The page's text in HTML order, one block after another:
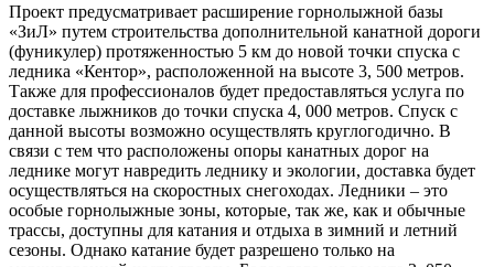
Проект предусматривает расширение горнолыжной базы
«ЗиЛ» путем строительства дополнительной канатной дороги
(фуникулер) протяженностью 5 км до новой точки спуска c
ледника «Кентор», расположенной на высоте 3, 500 метров.
Также для профессионалов будет предоставляться услуга по
доставке лыжников до точки спуска 4, 000 метров. Спуск с
данной высоты возможно осуществлять круглогодично. В
связи с тем что расположены опоры канатных дорог на
леднике могут навредить леднику и экологии, доставка будет
осуществляться на скоростных снегоходах. Ледники – это
особые горнолыжные зоны, которые, так же, как и обычные
трассы, доступны для катания и отдыха в зимний и летний
сезоны. Однако катание будет разрешено только на